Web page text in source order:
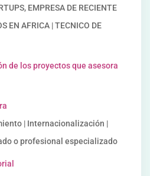
EMPRESA DE RECIENTE
EN AFRICA | TECNICO DE
de los proyectos que asesora
| Internacionalización |
o profesional especializado